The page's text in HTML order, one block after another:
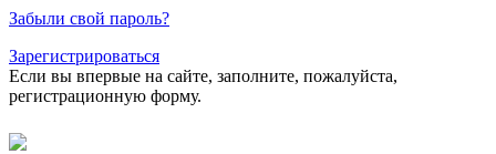
Забыли свой пароль?
Зарегистрироваться
Если вы впервые на сайте, заполните, пожалуйста,
регистрационную форму.